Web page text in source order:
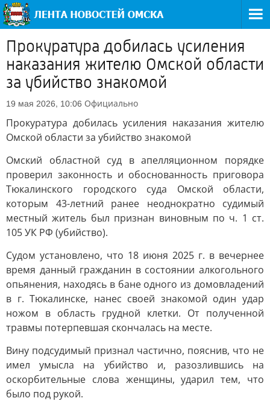
Прокуратура добилась усиления
наказания жителю Омской области
за убийство знакомой
19 мая 2026, 10:06 Официально
Прокуратура добилась усиления наказания жителю
Омской области за убийство знакомой
Омский областной суд в апелляционном порядке
проверил законность и обоснованность приговора
Тюкалинского городского суда Омской области,
которым 43-летний ранее неоднократно судимый
местный житель был признан виновным по ч. 1 ст.
105 УК РФ (убийство).
Судом установлено, что 18 июня 2025 г. в вечернее
время данный гражданин в состоянии алкогольного
опьянения, находясь в бане одного из домовладений
в г. Тюкалинске, нанес своей знакомой один удар
ножом в область грудной клетки. От полученной
травмы потерпевшая скончалась на месте.
Вину подсудимый признал частично, пояснив, что не
имел умысла на убийство и, разозлившись на
оскорбительные слова женщины, ударил тем, что
было под рукой.